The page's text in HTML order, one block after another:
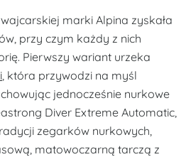
marki Alpina zyskała
przy czym każdy z nich
Pierwszy wariant urzeka
, która przywodzi na myśl
jednocześnie nurkowe
Diver Extreme Automatic,
zegarków nurkowych,
matowoczarną tarczą z